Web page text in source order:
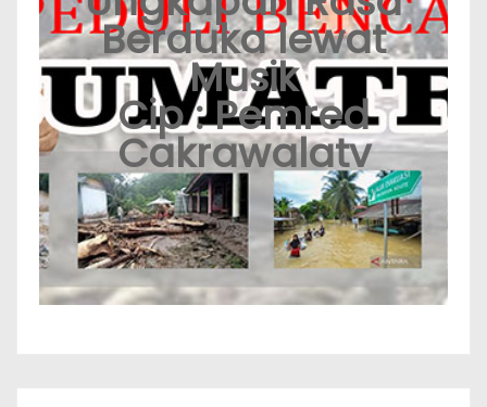
Berduka lewat
Musik
Cip : Pemred
Cakrawalatv